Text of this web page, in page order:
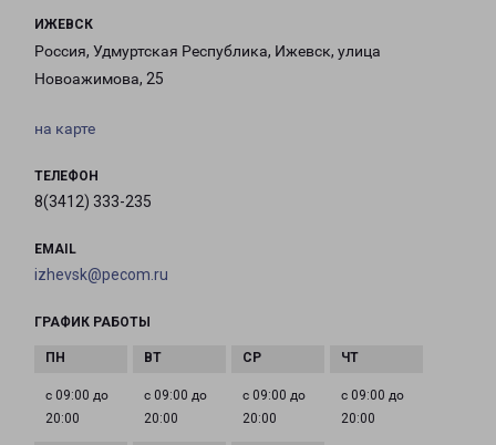
ИЖЕВСК
Россия, Удмуртская Республика, Ижевск, улица
Новоажимова, 25
на карте
ТЕЛЕФОН
8(3412) 333-235
EMAIL
izhevsk@pecom.ru
ГРАФИК РАБОТЫ
с 09:00 до
20:00
с 09:00 до
20:00
с 09:00 до
20:00
с 09:00 до
20:00